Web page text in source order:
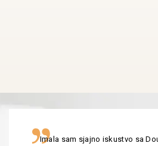
Imala sam sjajno iskustvo sa